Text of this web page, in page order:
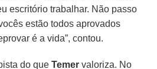
escritório trabalhar. Não passo
estão todos aprovados
é a vida”, contou.
do queTemer valoriza. No